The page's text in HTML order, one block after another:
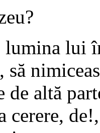
lui
să
de altă